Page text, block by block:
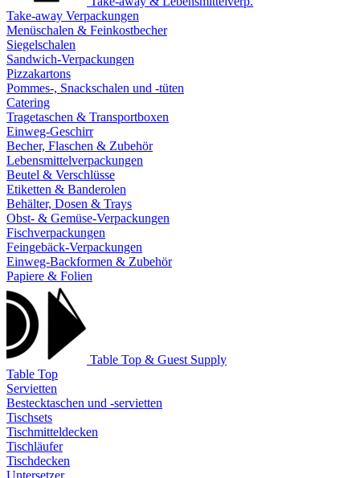
Take-away Verpackungen
Menüschalen & Feinkostbecher
Siegelschalen
Sandwich-Verpackungen
Pizzakartons
Pommes-, Snackschalen und -tüten
Catering
Tragetaschen & Transportboxen
Einweg-Geschirr
Becher, Flaschen & Zubehör
Lebensmittelverpackungen
Beutel & Verschlüsse
Etiketten & Banderolen
Behälter, Dosen & Trays
Obst- & Gemüse-Verpackungen
Fischverpackungen
Feingebäck-Verpackungen
Einweg-Backformen & Zubehör
Papiere & Folien
Table Top & Guest Supply
Table Top
Servietten
Bestecktaschen und -servietten
Tischsets
Tischmitteldecken
Tischläufer
Tischdecken